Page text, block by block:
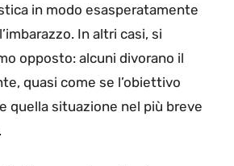
in modo esasperatamente
In altri casi, si
opposto: alcuni divorano il
quasi come se l’obiettivo
quella situazione nel più breve